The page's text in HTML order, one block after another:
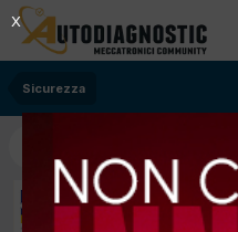
Sicurezza
X